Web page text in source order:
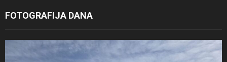
FOTOGRAFIJA DANA